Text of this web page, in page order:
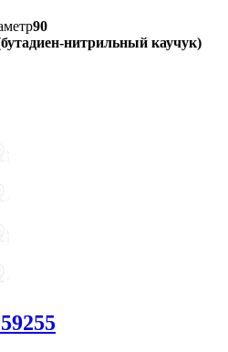
90
нитрильный каучук)